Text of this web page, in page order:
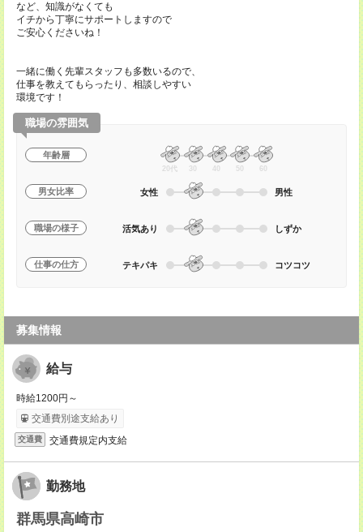
など、知識がなくても
イチから丁寧にサポートしますので
ご安心くださいね！
一緒に働く先輩スタッフも多数いるので、
仕事を教えてもらったり、相談しやすい
環境です！
職場の雰囲気
年齢層
20代 30 40 50 60
男女比率 女性 男性
職場の様子 活気あり しずか
仕事の仕方 テキパキ コツコツ
募集情報
給与
時給1200円～
交通費別途支給あり
交通費 交通費規定内支給
勤務地
群馬県高崎市